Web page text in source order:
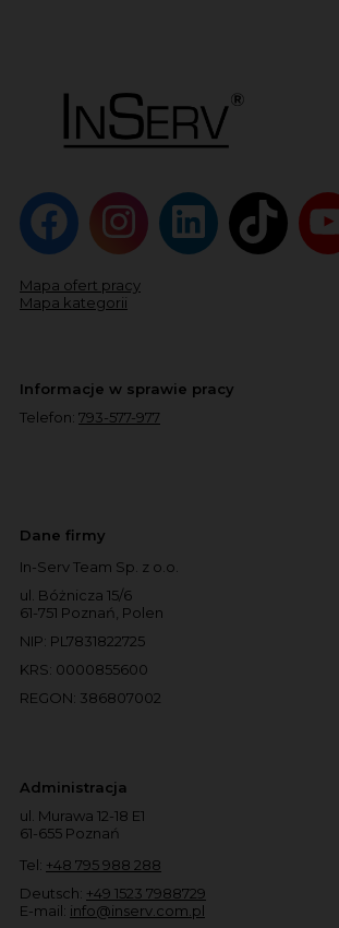
Mapa ofert pracy
Mapa kategorii
Informacje w sprawie pracy
Telefon: 793-577-977
Dane firmy
In-Serv Team Sp. z o.o.
ul. Bóżnicza 15/6
61-751 Poznań, Polen
NIP: PL7831822725
KRS: 0000855600
REGON: 386807002
Administracja
ul. Murawa 12-18 E1
61-655 Poznań
Tel: +48 795 988 288
Deutsch: +49 1523 7988729
E-mail: info@inserv.com.pl